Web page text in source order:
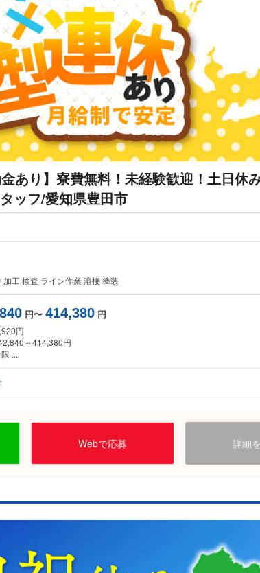
金あり】寮費無料！未経験歓迎！土日休
ッフ/愛知県豊田市
加工 検査 ライン作業 溶接 塗装
円〜 414,380 円
円
～414,380円
...
Webで応募 詳細